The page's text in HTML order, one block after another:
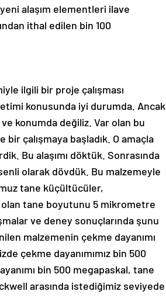
alaşım elementleri ilave
ithal edilen bin 100
ilgili bir proje çalışması
konusunda iyi durumda. Ancak
konumda değiliz. Var olan bu
çalışmaya başladık. O amaçla
Bu alaşımı döktük. Sonrasında
olarak dövdük. Bu malzemeyle
tane küçültücüler,
tane boyutunu 5 mikrometre
ve deney sonuçlarında şunu
malzemenin çekme dayanımı
çekme dayanımımız bin 500
bin 500 megapaskal, tane
arasında istediğimiz seviyede